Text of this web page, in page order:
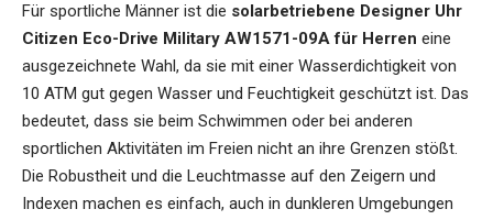
Für sportliche Männer ist die solarbetriebene Designer Uhr
Citizen Eco-Drive Military AW1571-09A für Herren eine
ausgezeichnete Wahl, da sie mit einer Wasserdichtigkeit von
10 ATM gut gegen Wasser und Feuchtigkeit geschützt ist. Das
bedeutet, dass sie beim Schwimmen oder bei anderen
sportlichen Aktivitäten im Freien nicht an ihre Grenzen stößt.
Die Robustheit und die Leuchtmasse auf den Zeigern und
Indexen machen es einfach, auch in dunkleren Umgebungen